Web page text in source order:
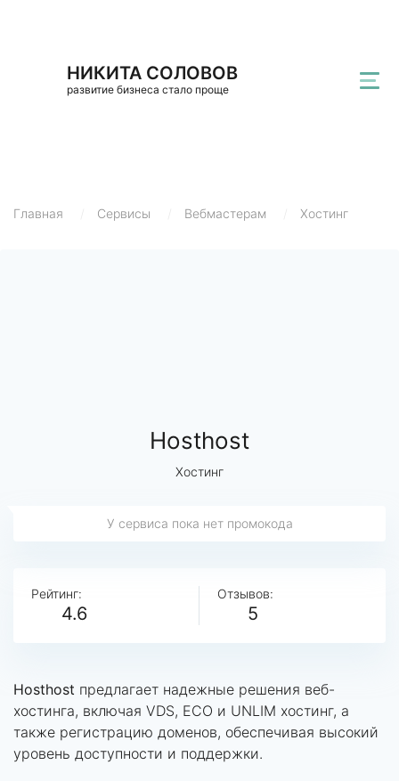
НИКИТА СОЛОВОВ
развитие бизнеса стало проще
Главная Сервисы Вебмастерам Хостинг
Hosthost
Хостинг
У сервиса пока нет промокода
Рейтинг:
4.6
Отзывов:
5
Hosthost предлагает надежные решения веб-
хостинга, включая VDS, ECO и UNLIM хостинг, а
также регистрацию доменов, обеспечивая высокий
уровень доступности и поддержки.